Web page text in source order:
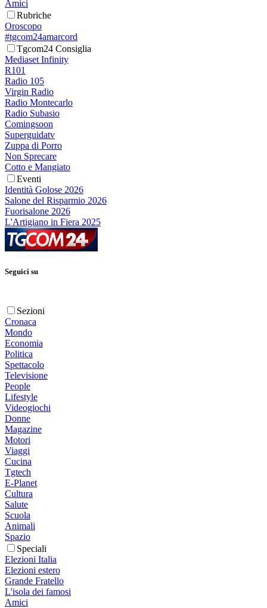
Amici
Rubriche
Oroscopo
#tgcom24amarcord
Tgcom24 Consiglia
Mediaset Infinity
R101
Radio 105
Virgin Radio
Radio Montecarlo
Radio Subasio
Comingsoon
Superguidatv
Zuppa di Porro
Non Sprecare
Cotto e Mangiato
Eventi
Identità Golose 2026
Salone del Risparmio 2026
Fuorisalone 2026
L'Artigiano in Fiera 2025
Seguici su
Sezioni
Cronaca
Mondo
Economia
Politica
Spettacolo
Televisione
People
Lifestyle
Videogiochi
Donne
Magazine
Motori
Viaggi
Cucina
Tgtech
E-Planet
Cultura
Salute
Scuola
Animali
Spazio
Speciali
Elezioni Italia
Elezioni estero
Grande Fratello
L'isola dei famosi
Amici